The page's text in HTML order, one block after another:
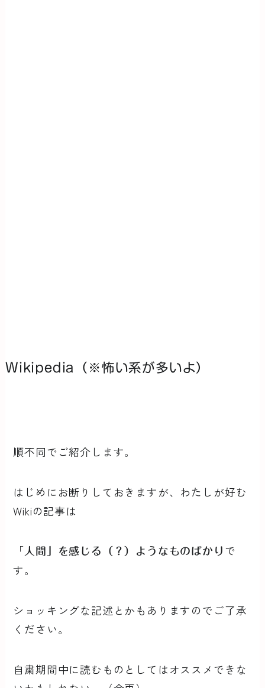
Wikipedia（※怖い系が多いよ）
順不同でご紹介します。
はじめにお断りしておきますが、わたしが好む
Wikiの記事は
「 人間」を感じる（？）ようなものばかり で
す。
ショッキングな記述とかもありますのでご了承
ください。
自粛期間中に読むものとしてはオススメできな